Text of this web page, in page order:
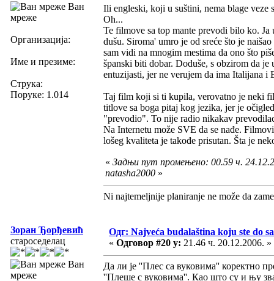
Ван
мреже
Организација:
Име и презиме:
Струка:
Поруке: 1.014
Ili engleski, koji u suštini, nema blage veze
Oh...
Te filmove sa top mante prevodi bilo ko.
dušu. Siroma' umro je od sreće što je
sam vidi na mnogim mestima da ono što
španski biti dobar. Doduše, s obzirom da
entuzijasti, jer ne verujem da ima Italijana
Taj film koji si ti kupila, verovatno je neki
titlove sa boga pitaj kog jezika, jer je
"prevodio". To nije radio nikakav
Na Internetu može SVE da se nađe.
lošeg kvaliteta je takođe prisutan. Šta je
« Задњи пут промењено: 00.59 ч.
natasha2000 »
Ni najtemeljnije planiranje ne može da
Зоран Ђорђевић
староседелац
Ван
мреже
Одг: Najveća budalaština koju ste do
« Одговор #20 у: 21.46 ч. 20.12.2006. »
Да ли је ''Плес са вуковима'' коректно
''Плеше с вуковима''. Као што су и њу